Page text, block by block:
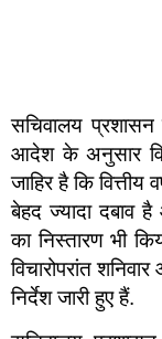
सचिवालय
आदेश के अनुसार
जाहिर है कि वित्तीय
बेहद ज्यादा दबाव है
का निस्तारण भी
विचारोपरांत
निर्देश जारी हुए हैं.